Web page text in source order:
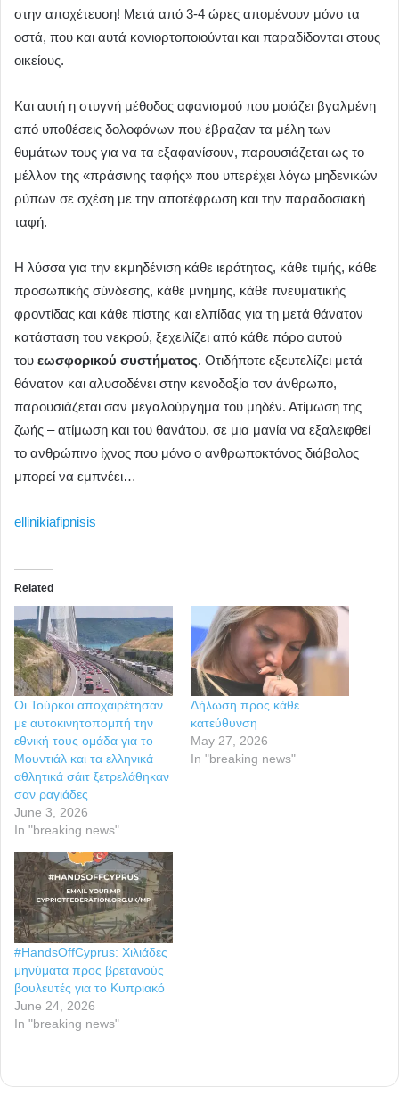
στην αποχέτευση! Μετά από 3-4 ώρες απομένουν μόνο τα
οστά, που και αυτά κονιορτοποιούνται και παραδίδονται στους
οικείους.
Και αυτή η στυγνή μέθοδος αφανισμού που μοιάζει βγαλμένη
από υποθέσεις δολοφόνων που έβραζαν τα μέλη των
θυμάτων τους για να τα εξαφανίσουν, παρουσιάζεται ως το
μέλλον της «πράσινης ταφής» που υπερέχει λόγω μηδενικών
ρύπων σε σχέση με την αποτέφρωση και την παραδοσιακή
ταφή.
Η λύσσα για την εκμηδένιση κάθε ιερότητας, κάθε τιμής, κάθε
προσωπικής σύνδεσης, κάθε μνήμης, κάθε πνευματικής
φροντίδας και κάθε πίστης και ελπίδας για τη μετά θάνατον
κατάσταση του νεκρού, ξεχειλίζει από κάθε πόρο αυτού
του εωσφορικού συστήματος. Οτιδήποτε εξευτελίζει μετά
θάνατον και αλυσοδένει στην κενοδοξία τον άνθρωπο,
παρουσιάζεται σαν μεγαλούργημα του μηδέν. Ατίμωση της
ζωής – ατίμωση και του θανάτου, σε μια μανία να εξαλειφθεί
το ανθρώπινο ίχνος που μόνο ο ανθρωποκτόνος διάβολος
μπορεί να εμπνέει…
ellinikiafipnisis
Related
Οι Τούρκοι αποχαιρέτησαν
με αυτοκινητοπομπή την
εθνική τους ομάδα για το
Μουντιάλ και τα ελληνικά
αθλητικά σάιτ ξετρελάθηκαν
σαν ραγιάδες
June 3, 2026
In "breaking news"
Δήλωση προς κάθε
κατεύθυνση
May 27, 2026
In "breaking news"
#HandsOffCyprus: Χιλιάδες
μηνύματα προς βρετανούς
βουλευτές για το Κυπριακό
June 24, 2026
In "breaking news"